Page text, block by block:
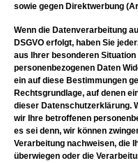
sowie gegen Direktwerbung
Wenn die Datenverarbeitung
DSGVO erfolgt, haben Sie
aus Ihrer besonderen
personenbezogenen Daten
ein auf diese Bestimmungen
Rechtsgrundlage, auf denen
dieser Datenschutzerklärung.
wir Ihre betroffenen
es sei denn, wir können
Verarbeitung nachweisen, die
überwiegen oder die